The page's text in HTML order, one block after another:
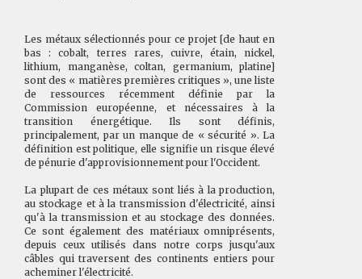
Les métaux sélectionnés pour ce projet [de haut en
bas : cobalt, terres rares, cuivre, étain, nickel,
lithium, manganèse, coltan, germanium, platine]
sont des « matières premières critiques », une liste
de ressources récemment définie par la
Commission européenne, et nécessaires à la
transition énergétique. Ils sont définis,
principalement, par un manque de « sécurité ». La
définition est politique, elle signifie un risque élevé
de pénurie d'approvisionnement pour l'Occident.
La plupart de ces métaux sont liés à la production,
au stockage et à la transmission d'électricité, ainsi
qu'à la transmission et au stockage des données.
Ce sont également des matériaux omniprésents,
depuis ceux utilisés dans notre corps jusqu'aux
câbles qui traversent des continents entiers pour
acheminer l'électricité.